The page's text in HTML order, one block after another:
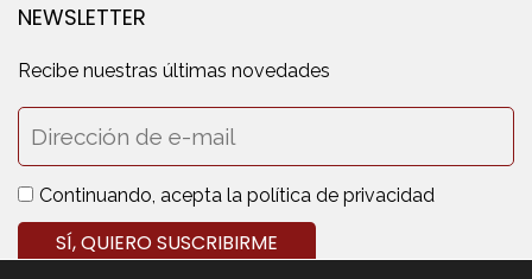
NEWSLETTER
Recibe nuestras últimas novedades
Continuando, acepta la política de privacidad